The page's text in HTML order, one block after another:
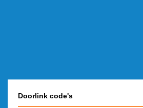
Doorlink code's